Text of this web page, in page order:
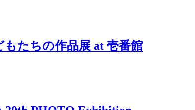
たちの作品展 at 壱番館